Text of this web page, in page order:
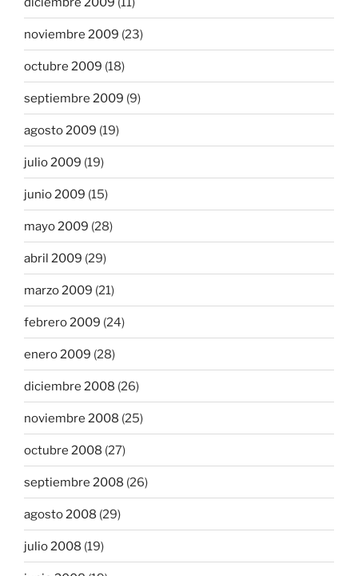
noviembre 2009 (23)
octubre 2009 (18)
septiembre 2009 (9)
agosto 2009 (19)
julio 2009 (19)
junio 2009 (15)
mayo 2009 (28)
abril 2009 (29)
marzo 2009 (21)
febrero 2009 (24)
enero 2009 (28)
diciembre 2008 (26)
noviembre 2008 (25)
octubre 2008 (27)
septiembre 2008 (26)
agosto 2008 (29)
julio 2008 (19)